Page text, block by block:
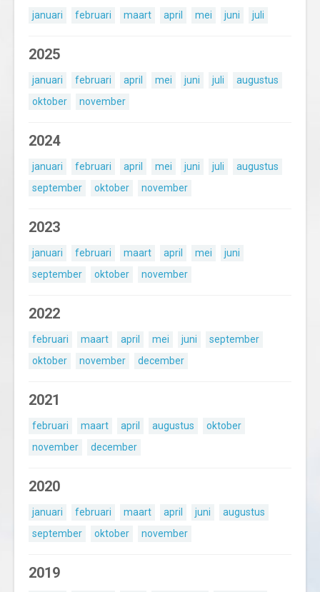
januari februari maart april mei juni juli
2025
januari februari april mei juni juli
augustus
oktober
november
2024
januari februari april mei juni juli
augustus
september
oktober november
2023
januari februari maart april mei
juni
september
oktober november
2022
februari maart april mei juni
september
oktober
november december
2021
februari maart april augustus
oktober
november
december
2020
januari februari maart april juni
augustus
september
oktober november
2019